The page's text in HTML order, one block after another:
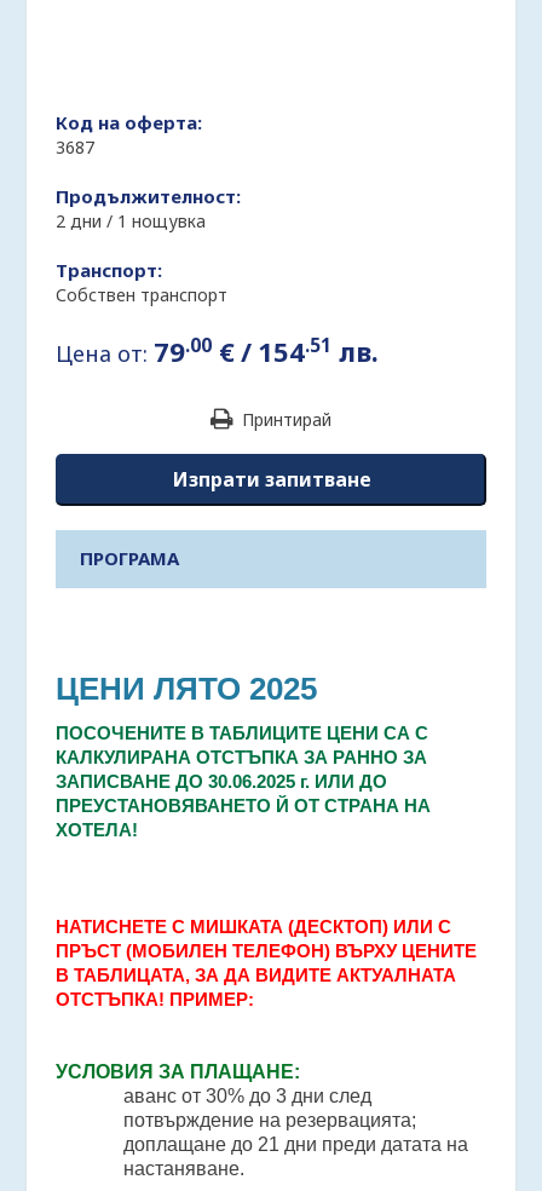
Код на оферта:
3687
Продължителност:
2 дни / 1 нощувка
Транспорт:
Собствен транспорт
Цена от: 79.00 €/ 154.51 лв.
Принтирай
Изпрати запитване
ПРОГРАМА
ЦЕНИ ЛЯТО 2025
ПОСОЧЕНИТЕ В ТАБЛИЦИТЕ ЦЕНИ СА С
КАЛКУЛИРАНА ОТСТЪПКА ЗА РАННО ЗА
ЗАПИСВАНЕДО 30.06.2025 г. ИЛИ ДО
ПРЕУСТАНОВЯВАНЕТО Й ОТ СТРАНА НА
ХОТЕЛА!
НАТИСНЕТЕ С МИШКАТА (ДЕСКТОП) ИЛИ С
ПРЪСТ (МОБИЛЕН ТЕЛЕФОН) ВЪРХУ ЦЕНИТЕ
В ТАБЛИЦАТА, ЗА ДА ВИДИТЕ АКТУАЛНАТА
ОТСТЪПКА! ПРИМЕР:
УСЛОВИЯ ЗА ПЛАЩАНЕ:
аванс от 30% до 3 дни след
потвърждение на резервацията;
доплащане до 21 дни преди датата на
настаняване.